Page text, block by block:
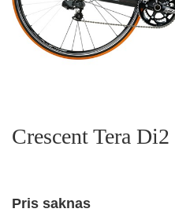
Crescent Tera
Pris saknas